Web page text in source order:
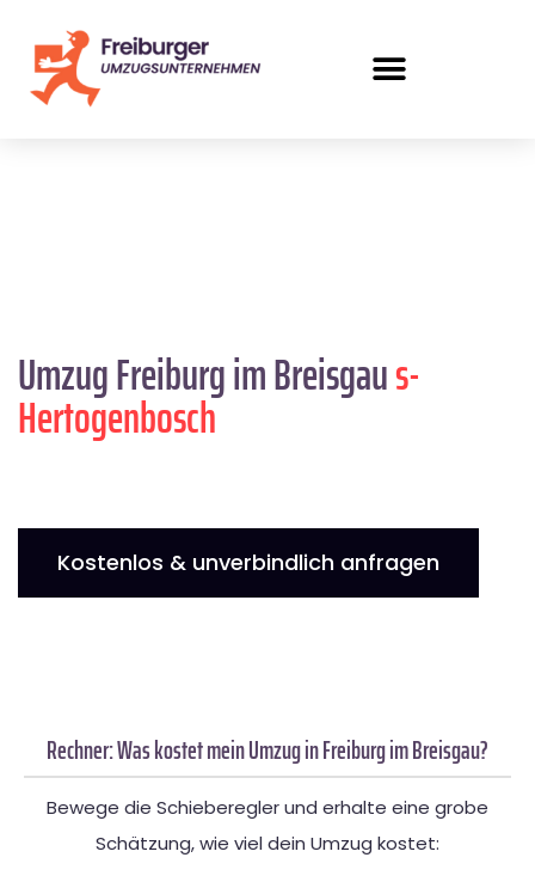
Umzug Freiburg im Breisgaus-
Hertogenbosch
Kostenlos & unverbindlich anfragen
Rechner: Was kostet mein Umzug in Freiburg im Breisgau?
Bewege die Schieberegler und erhalte eine grobe
Schätzung, wie viel dein Umzug kostet: